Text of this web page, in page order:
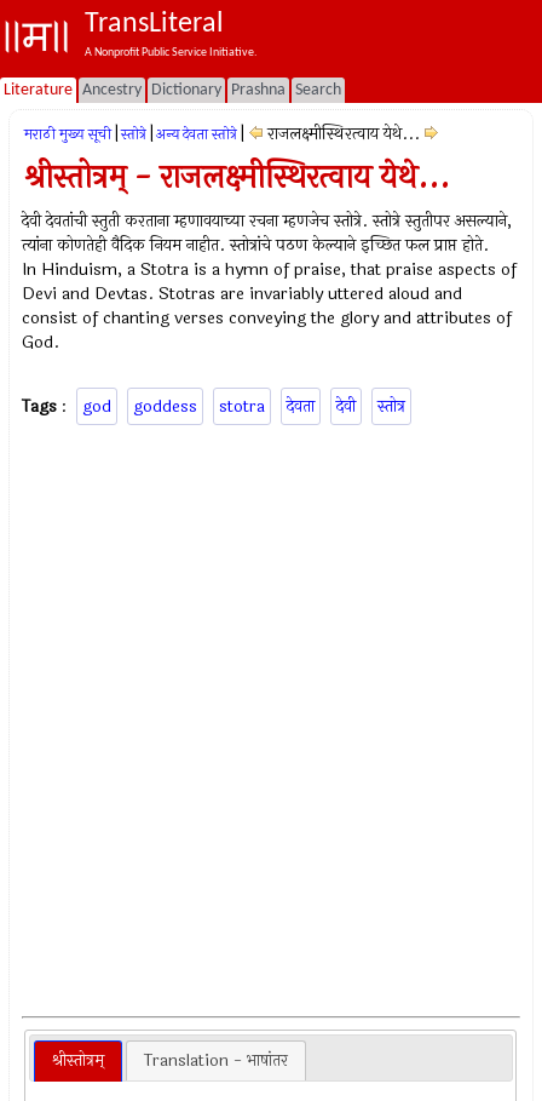
TransLiteral
A Nonprofit Public Service Initiative.
Literature Ancestry Dictionary Prashna Search
मराठी मुख्य सूची स्तोत्रे अन्य देवता स्तोत्रे राजलक्ष्मीस्थिरत्वाय येथे...
श्रीस्तोत्रम् - राजलक्ष्मीस्थिरत्वाय येथे...
देवी देवतांची स्तुती करताना म्हणावयाच्या रचना म्हणजेच स्तोत्रे. स्तोत्रे स्तुतीपर असल्याने,
त्यांना कोणतेही वैदिक नियम नाहीत. स्तोत्रांचे पठण केल्याने इच्छित फल प्राप्त होते.
In Hinduism, a Stotra is a hymn of praise, that praise aspects of
Devi and Devtas. Stotras are invariably uttered aloud and
consist of chanting verses conveying the glory and attributes of
God.
Tags : god goddess stotra देवता देवी स्तोत्र
श्रीस्तोत्रम् Translation - भाषांतर